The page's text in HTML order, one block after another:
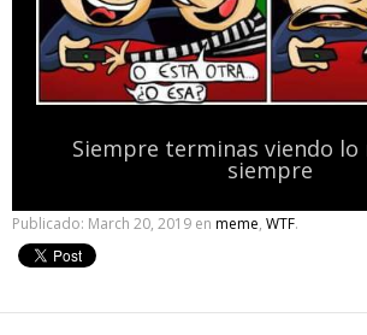
Siempre terminas viendo lo
siempre
Publicado: March 20, 2019 en meme, WTF.